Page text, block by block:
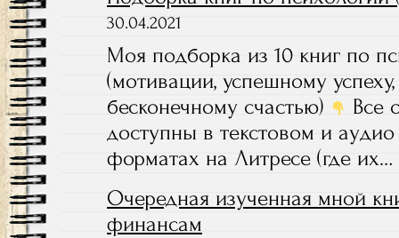
30.04.2021
Моя подборка из 10 книг по
(мотивации, успешному успеху,
бесконечному счастью)
Все
доступны в текстовом и аудио
форматах на Литресе (где их…
Очередная изученная мной
финансам